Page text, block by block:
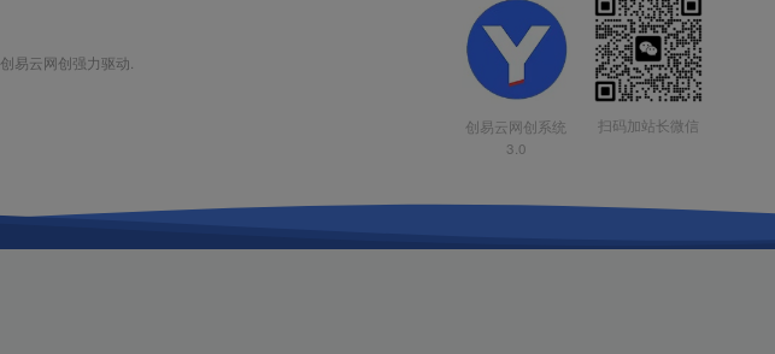
创易云网创强力驱动.
创易云网创系统
3.0
扫码加站长微信